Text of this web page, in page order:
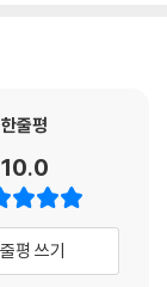
한줄평
10.0
평 쓰기